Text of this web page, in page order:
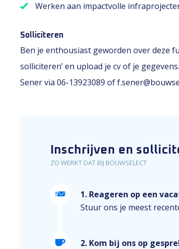
Werken aan impactvolle
Solliciteren
Ben je enthousiast geworden over deze
solliciteren’ en upload je cv of je
Sener via 06-13923089 of
Inschrijven en
ZO WERKT DAT BIJ BOUWSELECT
1. Reageren op een
Stuur ons je meest
2. Kom bij ons op